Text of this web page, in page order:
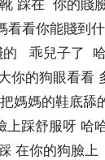
看你能賤到什
的 乖兒子了
你的狗眼看看
媽的鞋底舔
踩舒服呀 哈
在你的狗臉